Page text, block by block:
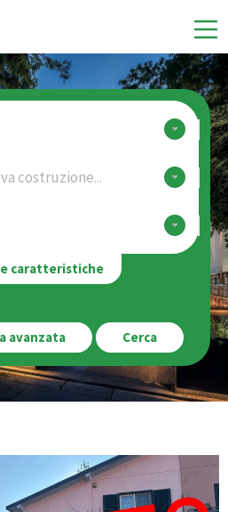
costruzione...
caratteristiche
avanzata Cerca